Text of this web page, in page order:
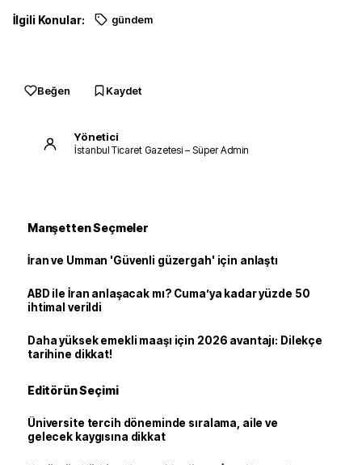
İlgili Konular: gündem
Beğen Kaydet
Yönetici
İstanbul Ticaret Gazetesi – Süper Admin
Manşetten Seçmeler
İran ve Umman 'Güvenli güzergah' için anlaştı
ABD ile İran anlaşacak mı? Cuma’ya kadar yüzde 50
ihtimal verildi
Daha yüksek emekli maaşı için 2026 avantajı: Dilekçe
tarihine dikkat!
Editörün Seçimi
Üniversite tercih döneminde sıralama, aile ve
gelecek kaygısına dikkat